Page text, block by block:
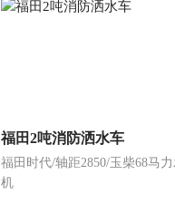
福田2吨消防洒水车
福田时代/轴距2850/玉柴68马
机